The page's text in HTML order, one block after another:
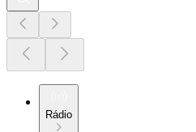
Rádio